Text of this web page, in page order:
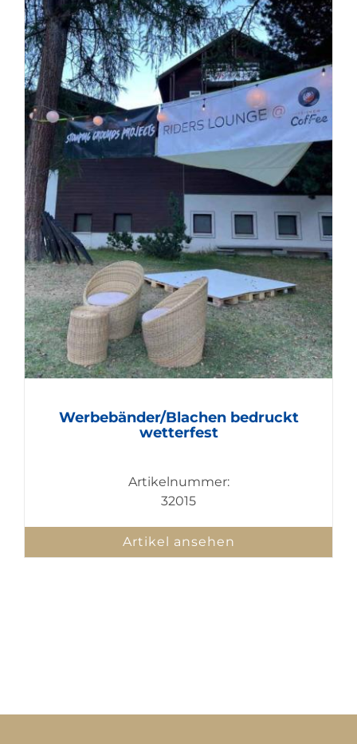
Werbebänder/Blachen bedruckt
wetterfest
Artikelnummer:
32015
Artikel ansehen